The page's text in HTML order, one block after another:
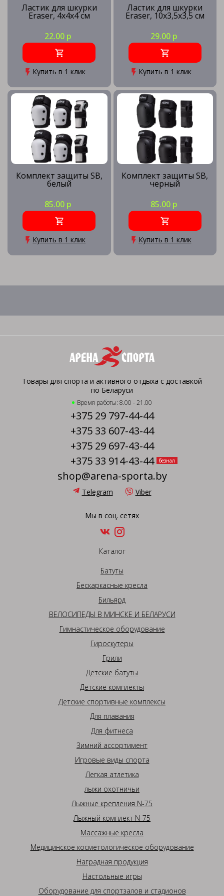
Ластик для шкурки
Eraser, 4х4х4 см
22.00 р
Купить в 1 клик
Ластик для шкурки
Eraser, 10х3,5х3,5 см
29.00 р
Купить в 1 клик
Комплект защиты SB,
белый
85.00 р
Купить в 1 клик
Комплект защиты SB,
черный
85.00 р
Купить в 1 клик
Товары для спорта и активного отдыха с доставкой
по Беларуси
Время работы: 8.00 - 21.00
+375 29 797-44-44
+375 33 607-43-44
+375 29 697-43-44
+375 33 914-43-44
безнал
shop@arena-sporta.by
Telegram Viber
Мы в соц. сетях
Каталог
Батуты
Бескаркасные кресла
Бильярд
ВЕЛОСИПЕДЫ В МИНСКЕ И БЕЛАРУСИ
Гимнастическое оборудование
Гироскутеры
Грили
Детские батуты
Детские комплекты
Детские спортивные комплексы
Для плавания
Для фитнеса
Зимний ассортимент
Игровые виды спорта
Легкая атлетика
лыжи охотничьи
Лыжные крепления N-75
Лыжный комплект N-75
Массажные кресла
Медицинское косметологическое оборудование
Наградная продукция
Настольные игры
Оборудование для спортзалов и стадионов